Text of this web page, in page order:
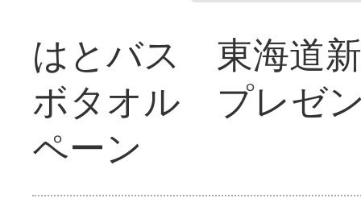
はとバス 東海道
ボタオル プレゼ
ペーン